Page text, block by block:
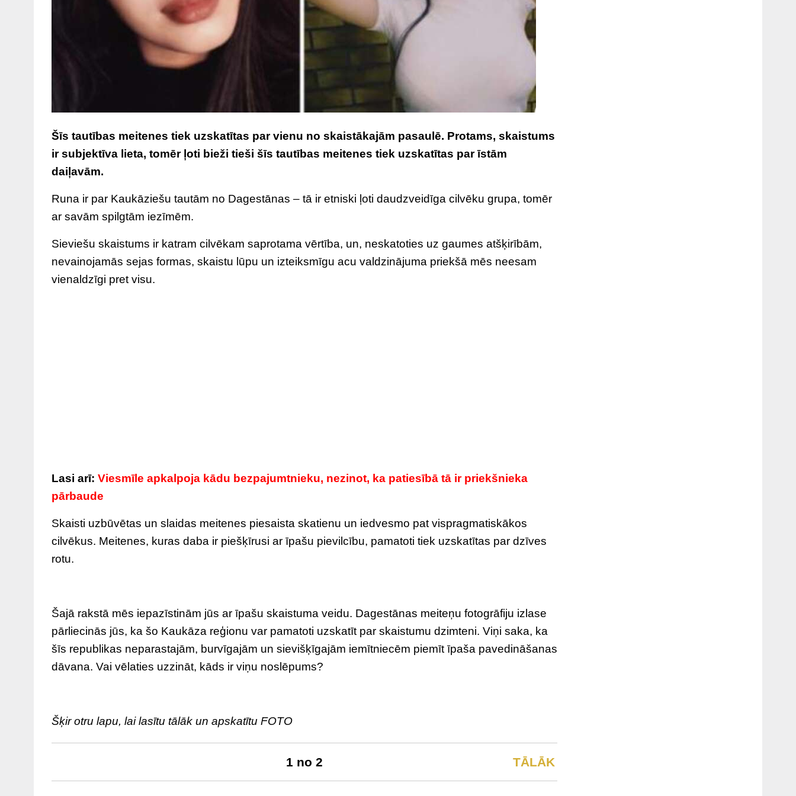
Šīs tautības meitenes tiek uzskatītas par vienu no skaistākajām pasaulē. Protams, skaistums
ir subjektīva lieta, tomēr ļoti bieži tieši šīs tautības meitenes tiek uzskatītas par īstām
daiļavām.
Runa ir par Kaukāziešu tautām no Dagestānas – tā ir etniski ļoti daudzveidīga cilvēku grupa, tomēr
ar savām spilgtām iezīmēm.
Sieviešu skaistums ir katram cilvēkam saprotama vērtība, un, neskatoties uz gaumes atšķirībām,
nevainojamās sejas formas, skaistu lūpu un izteiksmīgu acu valdzinājuma priekšā mēs neesam
vienaldzīgi pret visu.
Lasi arī: Viesmīle apkalpoja kādu bezpajumtnieku, nezinot, ka patiesībā tā ir priekšnieka
pārbaude
Skaisti uzbūvētas un slaidas meitenes piesaista skatienu un iedvesmo pat vispragmatiskākos
cilvēkus. Meitenes, kuras daba ir piešķīrusi ar īpašu pievilcību, pamatoti tiek uzskatītas par dzīves
rotu.
Šajā rakstā mēs iepazīstinām jūs ar īpašu skaistuma veidu. Dagestānas meiteņu fotogrāfiju izlase
pārliecinās jūs, ka šo Kaukāza reģionu var pamatoti uzskatīt par skaistumu dzimteni. Viņi saka, ka
šīs republikas neparastajām, burvīgajām un sievišķīgajām iemītniecēm piemīt īpaša pavedināšanas
dāvana. Vai vēlaties uzzināt, kāds ir viņu noslēpums?
Šķir otru lapu, lai lasītu tālāk un apskatītu FOTO
TĀLĀK
1 no 2